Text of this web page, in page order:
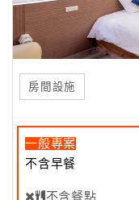
房間設施
一般專案
不含早餐
不含餐點